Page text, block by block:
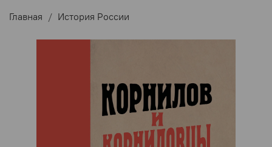
Главная История России